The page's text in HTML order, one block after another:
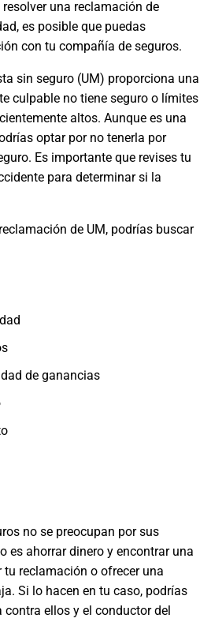
una reclamación de
es posible que puedas
con tu compañía de seguros.
sin seguro (UM) proporciona una
culpable no tiene seguro o límites
altos. Aunque es una
optar por no tenerla por
Es importante que revises tu
para determinar si la
de UM, podrías buscar
de ganancias
no se preocupan por sus
es ahorrar dinero y encontrar una
reclamación o ofrecer una
Si lo hacen en tu caso, podrías
contra ellos y el conductor del